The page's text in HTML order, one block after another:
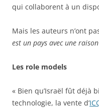
qui collaborent à un
Mais les auteurs n’ont
est un pays avec une
Les role models
« Bien qu’Israël fût déjà
technologie, la vente d’